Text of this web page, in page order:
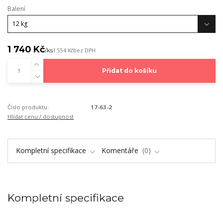
Balení
1 740 Kč/ks1 554 Kčbez DPH
Přidat do košíku
Číslo produktu:
17-63-2
Hlídat cenu / dostupnost
Kompletní specifikace Komentáře 0
Kompletní specifikace